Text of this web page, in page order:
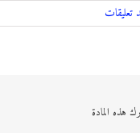
تعليقات
هذه المادة